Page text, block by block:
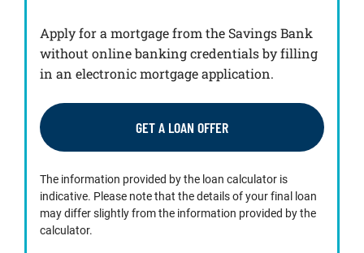
Apply for a mortgage from the Savings Bank
without online banking credentials by filling
in an electronic mortgage application.
GET A LOAN OFFER
The information provided by the loan calculator is
indicative. Please note that the details of your final loan
may differ slightly from the information provided by the
calculator.